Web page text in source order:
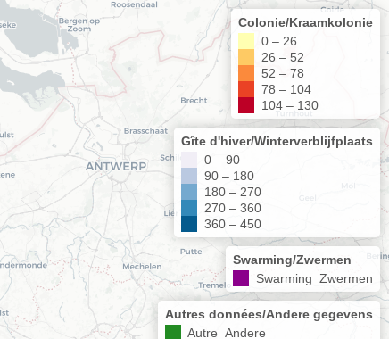
Colonie/Kraamkolonie
0 – 26
26 – 52
52 – 78
78 – 104
104 – 130
Gîte d'hiver/Winterverblijfplaats
0 – 90
90 – 180
180 – 270
270 – 360
360 – 450
Swarming/Zwermen
Swarming_Zwermen
Autres données/Andere gegevens
Autre_Andere